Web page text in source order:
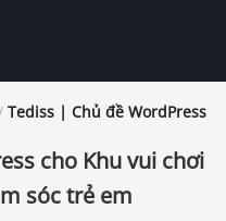
Tediss | Chủ đề WordPress
cho Khu vui chơi
sóc trẻ em